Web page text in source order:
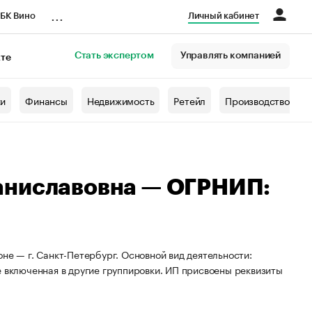
Вино Личный кабинет
Стать экспертом Управлять компанией
Финансы Недвижимость Ретейл Производство
— ОГРНИП:
— г. Санкт-Петербург. Основной вид деятельности:
в другие группировки. ИП присвоены реквизиты